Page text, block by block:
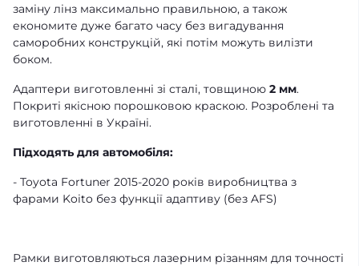
заміну лінз максимально правильною, а також
економите дуже багато часу без вигадування
саморобних конструкцій, які потім можуть вилізти
боком.
Адаптери виготовленні зі сталі, товщиною 2 мм.
Покриті якісною порошковою краскою. Розроблені та
виготовленні в Україні.
Підходять для автомобіля:
- Toyota Fortuner 2015-2020 років виробництва з
фарами Koito без функції адаптиву (без AFS)
Рамки виготовляються лазерним різанням для точності